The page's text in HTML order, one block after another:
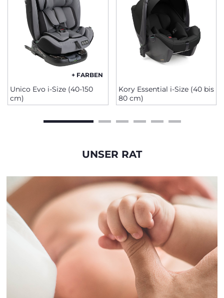
+ FARBEN
Unico Evo i-Size (40-150
cm)
Kory Essential i-Size (40 bis
80 cm)
UNSER RAT